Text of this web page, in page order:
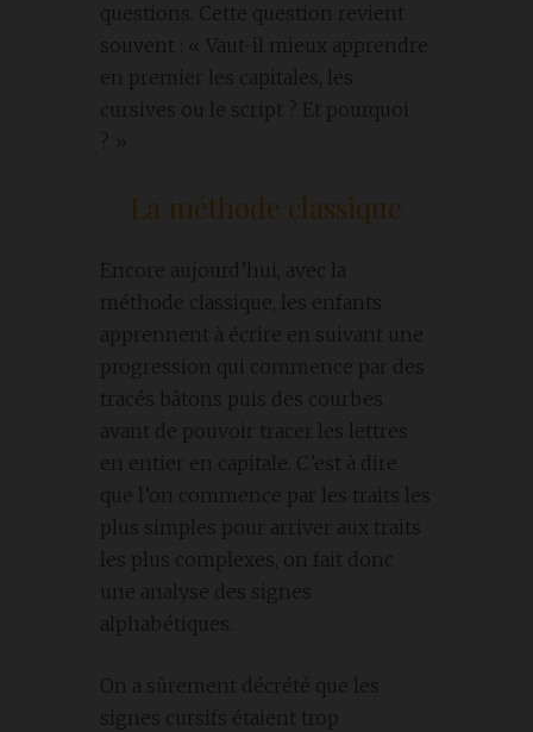
questions. Cette question revient
souvent : « Vaut-il mieux apprendre
en premier les capitales, les
cursives ou le script ? Et pourquoi
? »
La méthode classique
Encore aujourd’hui, avec la
méthode classique, les enfants
apprennent à écrire en suivant une
progression qui commence par des
tracés bâtons puis des courbes
avant de pouvoir tracer les lettres
en entier en capitale. C’est à dire
que l’on commence par les traits les
plus simples pour arriver aux traits
les plus complexes, on fait donc
une analyse des signes
alphabétiques.
On a sûrement décrété que les
signes cursifs étaient trop